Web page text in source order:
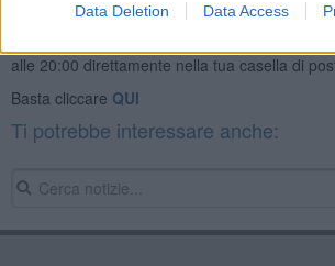
Data Deletion Data Access
Se vuoi leggere le notizie principali della
alle 20:00 direttamente nella tua casella di
Basta cliccare QUI
Ti potrebbe interessare anche: